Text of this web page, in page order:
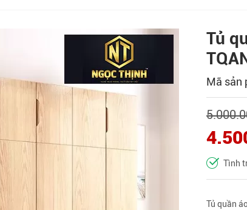
Tủ
Mã sản
Tình
Tủ quần